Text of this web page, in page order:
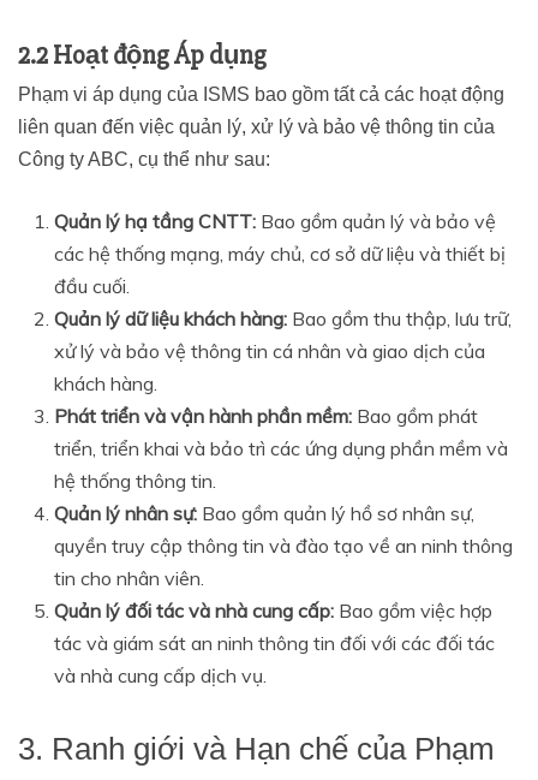
2.2 Hoạt động Áp dụng
Phạm vi áp dụng của ISMS bao gồm tất cả các hoạt động
liên quan đến việc quản lý, xử lý và bảo vệ thông tin của
Công ty ABC, cụ thể như sau:
Quản lý hạ tầng CNTT: Bao gồm quản lý và bảo vệ
các hệ thống mạng, máy chủ, cơ sở dữ liệu và thiết bị
đầu cuối.
Quản lý dữ liệu khách hàng: Bao gồm thu thập, lưu trữ,
xử lý và bảo vệ thông tin cá nhân và giao dịch của
khách hàng.
Phát triển và vận hành phần mềm: Bao gồm phát
triển, triển khai và bảo trì các ứng dụng phần mềm và
hệ thống thông tin.
Quản lý nhân sự: Bao gồm quản lý hồ sơ nhân sự,
quyền truy cập thông tin và đào tạo về an ninh thông
tin cho nhân viên.
Quản lý đối tác và nhà cung cấp: Bao gồm việc hợp
tác và giám sát an ninh thông tin đối với các đối tác
và nhà cung cấp dịch vụ.
3. Ranh giới và Hạn chế của Phạm